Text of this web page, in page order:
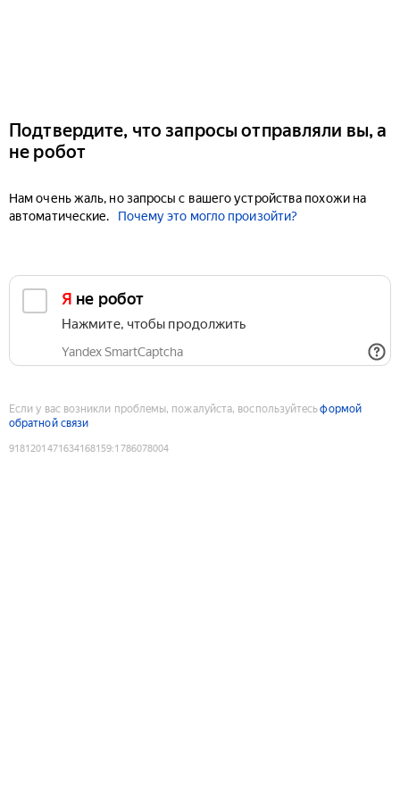
Подтвердите, что запросы отправляли вы, а
не робот
Нам очень жаль, но запросы с вашего устройства похожи на
автоматические.
Почему это могло произойти?
Я не робот
Нажмите, чтобы продолжить
Yandex SmartCaptcha
Если у вас возникли проблемы, пожалуйста, воспользуйтесьформой
обратной связи
9181201471634168159:1786078004